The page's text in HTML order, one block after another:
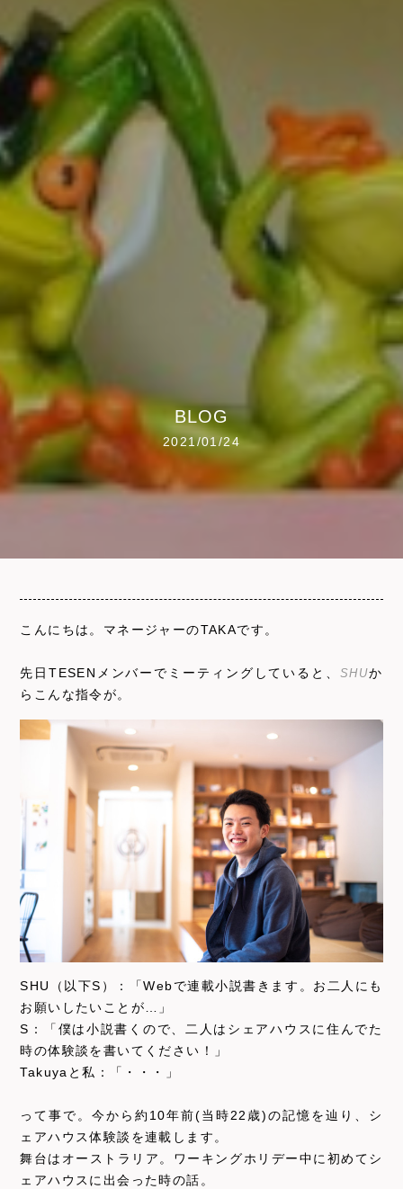
BLOG
2021/01/24
こんにちは。マネージャーのTAKAです。
先日TESENメンバーでミーティングしていると、 SHUか
らこんな指令が。
SHU（以下S）：「Webで連載小説書きます。お二人にも
お願いしたいことが…」
S：「僕は小説書くので、二人はシェアハウスに住んでた
時の体験談を書いてください！」
Takuyaと私：「・・・」
って事で。今から約10年前(当時22歳)の記憶を辿り、シ
ェアハウス体験談を連載します。
舞台はオーストラリア。ワーキングホリデー中に初めてシ
ェアハウスに出会った時の話。